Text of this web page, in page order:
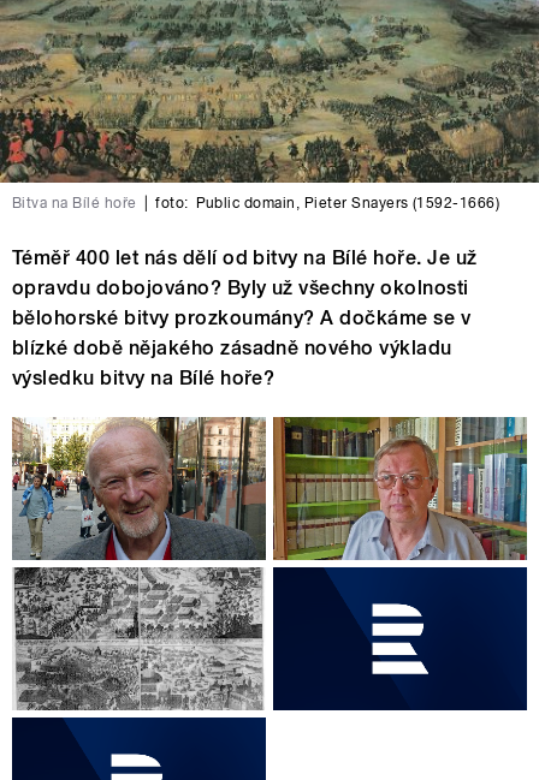
Bitva na Bílé hoře foto: Public domain , Pieter Snayers (1592-1666)
Téměř 400 let nás dělí od bitvy na Bílé hoře. Je už
opravdu dobojováno? Byly už všechny okolnosti
bělohorské bitvy prozkoumány? A dočkáme se v
blízké době nějakého zásadně nového výkladu
výsledku bitvy na Bílé hoře?